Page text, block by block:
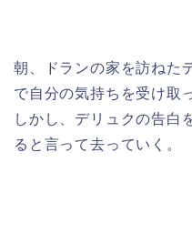
朝、ドランの家を訪ねた
で自分の気持ちを受け取
しかし、デリュクの告白
ると言って去っていく。